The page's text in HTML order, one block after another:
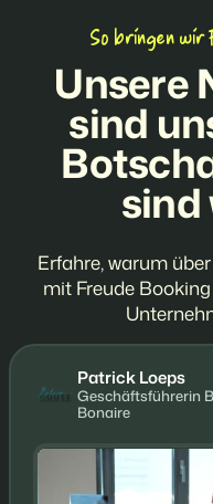
So bringen wir
Unsere
sind
sind
Erfahre, warum
mit Freude
Patrick Loeps
Geschäftsführerin
Bonaire